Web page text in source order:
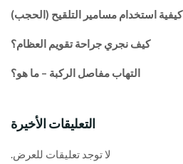
كيفية استخدام مسامير التلقيح (الحجب)
كيف نجري جراحة تقويم العظام؟
التهاب مفاصل الركبة – ما هو؟
التعليقات الأخيرة
لا توجد تعليقات للعرض.